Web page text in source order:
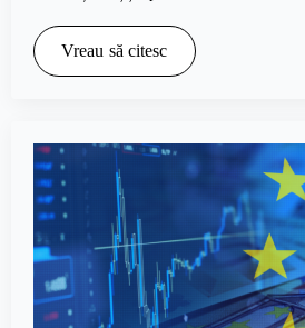
Vreau să citesc